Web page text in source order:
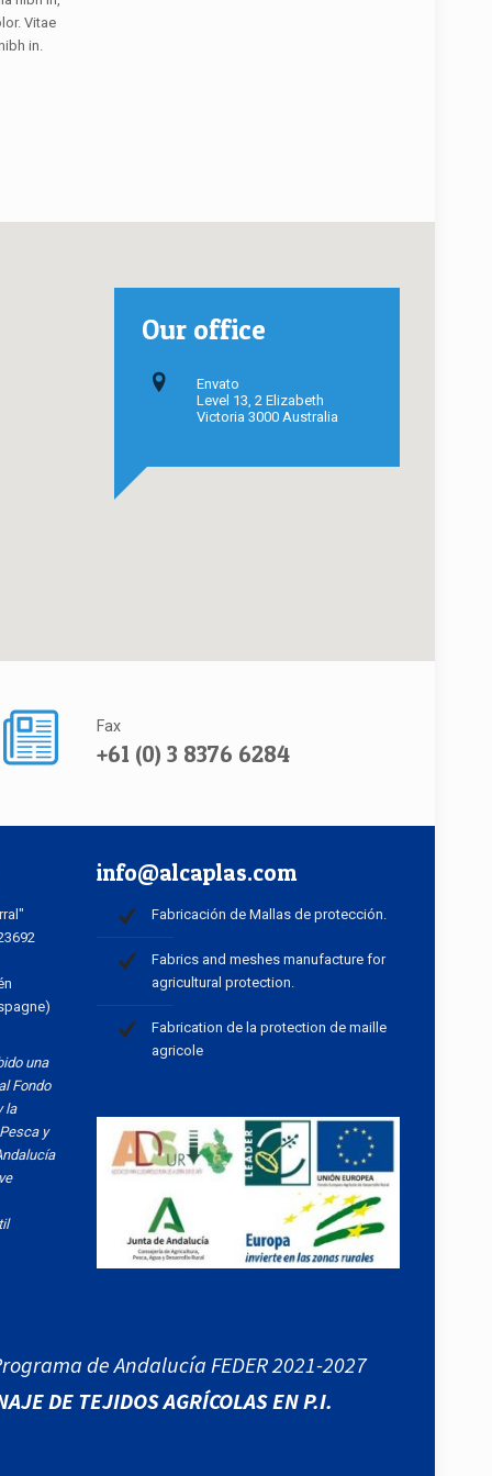
Vitae
in.
Our office
Envato
Level 13, 2 Elizabeth
Victoria 3000 Australia
Fax
+61 (0) 3 8376 6284
una
Fondo
la
y
info@alcaplas.com
Fabricación de Mallas de protección.
Fabrics and meshes manufacture for
agricultural protection.
Fabrication de la protection de maille
agricole
de Andalucía FEDER 2021-2027
DE TEJIDOS AGRÍCOLAS EN P.I.